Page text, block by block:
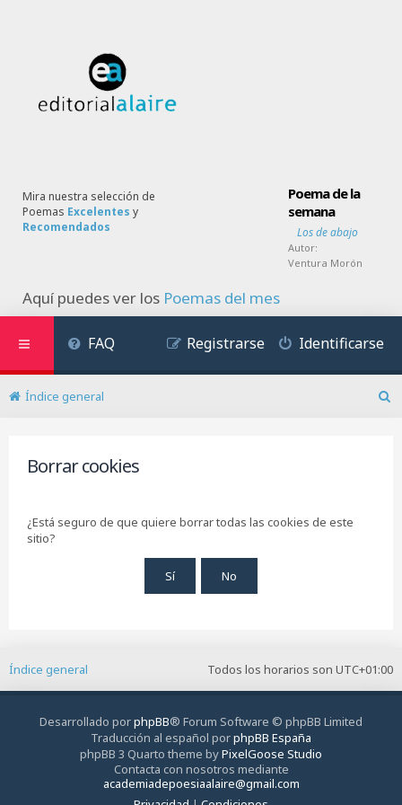
Mira nuestra selección de
Poemas Excelentes y
Recomendados
Poema de la
semana
Los de abajo
Autor:
Ventura Morón
Aquí puedes ver los Poemas del mes
FAQ Identificarse
Registrarse
Índice general
Borrar cookies
¿Está seguro de que quiere borrar todas las cookies de este
sitio?
Todos los horarios son UTC+01:00
Índice general
Desarrollado porphpBB® Forum Software © phpBB Limited
Traducción al español porphpBB España
phpBB 3 Quarto theme byPixelGoose Studio
Contacta con nosotros mediante
academiadepoesiaalaire@gmail.com